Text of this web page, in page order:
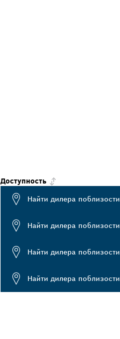
Доступность
Найти дилера поблизости
Найти дилера поблизости
Найти дилера поблизости
Найти дилера поблизости